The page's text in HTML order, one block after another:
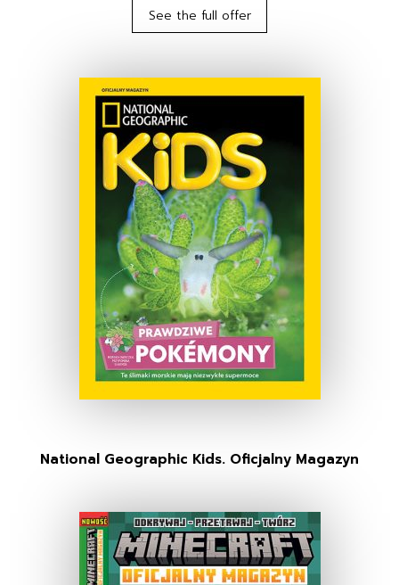
See the full offer
National Geographic Kids. Oficjalny Magazyn